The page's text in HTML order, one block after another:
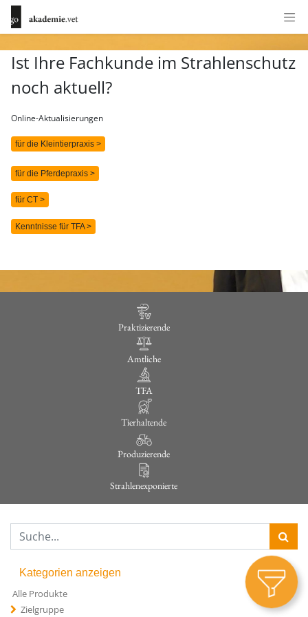
Ist Ihre Fachkunde im Strahlenschutz
noch aktuell?
Online-Aktualisierungen
für die Kleintierpraxis >
für die Pferdepraxis >
für CT >
Kenntnisse für TFA >
Praktizierende
Amtliche
TFA
Tierhaltende
Produzierende
Strahlenexponierte
Kategorien anzeigen
Alle Produkte
Zielgruppe